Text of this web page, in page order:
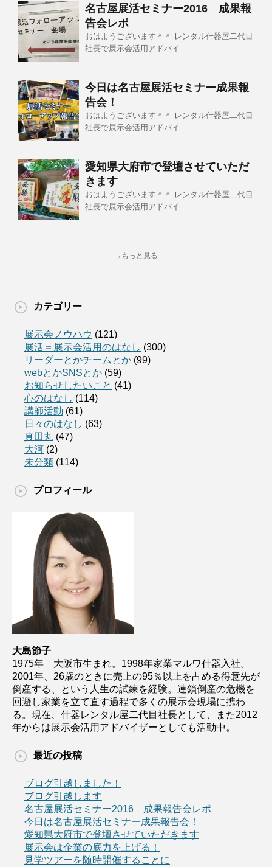
名古屋展活セミナー2016 成果報
告会レポ
おはようございます＾＾ レンタル什器屋二代目
社長で展示会活用アドバイ
今日は名古屋展活セミナー成果報
告会！
おはようございます＾＾ レンタル什器屋二代目
社長で展示会活用アドバイ
愛知県大府市で登壇させていただ
きます
おはようございます＾＾ レンタル什器屋二代目
社長で展示会活用アドバイ
→もっと見る
カテゴリー
展示会ノウハウ (121)
展活＝展示会活用のはなし (300)
リーダーとかチームとか (99)
webとかSNSとか (59)
お知らせしたいこと (41)
心のはなし (114)
講師活動 (61)
日々のはなし (63)
真田丸 (47)
大河 (2)
未分類 (114)
プロフィール
大島節子
1975年 大阪市生まれ。1998年家業マルワ什器入社。
2001年、26歳のときに売上の95％以上を占める得意先が
倒産する、という人生の試練を経験。連鎖倒産の危機を
回避し家業を立て直す過程で多くの展示会現場に携わ
る。現在、什器レンタル屋二代目社長として、また2012
年からは展示会活用アドバイザーとしても活動中。
最近の投稿
ブログ引越しました！
ブログ引越します
名古屋展活セミナー2016 成果報告会レポ
今日は名古屋展活セミナー成果報告会！
愛知県大府市で登壇させていただきます
展示会は企業の底力を上げる！
見学ツアーを随時開催することに